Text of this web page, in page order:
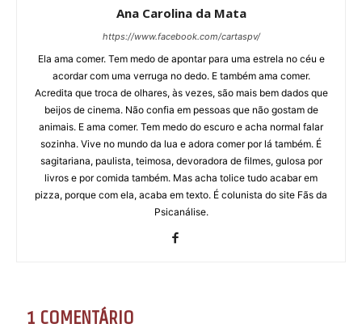
Ana Carolina da Mata
https://www.facebook.com/cartaspv/
Ela ama comer. Tem medo de apontar para uma estrela no céu e
acordar com uma verruga no dedo. E também ama comer.
Acredita que troca de olhares, às vezes, são mais bem dados que
beijos de cinema. Não confia em pessoas que não gostam de
animais. E ama comer. Tem medo do escuro e acha normal falar
sozinha. Vive no mundo da lua e adora comer por lá também. É
sagitariana, paulista, teimosa, devoradora de filmes, gulosa por
livros e por comida também. Mas acha tolice tudo acabar em
pizza, porque com ela, acaba em texto. É colunista do site Fãs da
Psicanálise.
1 COMENTÁRIO